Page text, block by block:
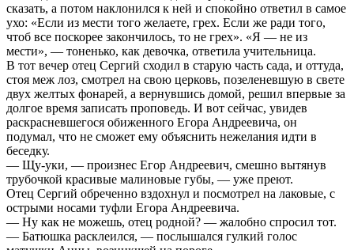
сказать, а потом наклонился к ней и спокойно ответил в самое
ухо: «Если из мести того желаете, грех. Если же ради того,
чтоб все поскорее закончилось, то не грех». «Я — не из
мести», — тоненько, как девочка, ответила учительница.
В тот вечер отец Сергий сходил в старую часть сада, и оттуда,
стоя меж лоз, смотрел на свою церковь, позеленевшую в свете
двух желтых фонарей, а вернувшись домой, решил впервые за
долгое время записать проповедь. И вот сейчас, увидев
раскрасневшегося обиженного Егора Андреевича, он
подумал, что не сможет ему объяснить нежелания идти в
беседку.
— Щу-уки, — произнес Егор Андреевич, смешно вытянув
трубочкой красивые малиновые губы, — уже преют.
Отец Сергий обреченно вздохнул и посмотрел на лаковые, с
острыми носами туфли Егора Андреевича.
— Ну как не можешь, отец родной? — жалобно спросил тот.
— Батюшка расклеился, — послышался гулкий голос